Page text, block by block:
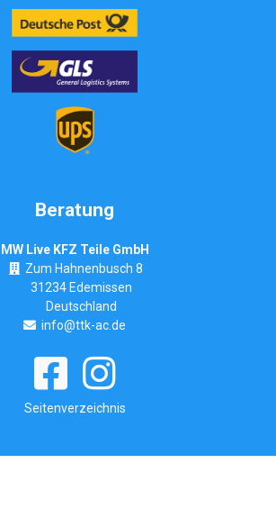
Beratung
MW Live KFZ Teile GmbH
Zum Hahnenbusch 8
31234 Edemissen
Deutschland
info@ttk-ac.de
Seitenverzeichnis